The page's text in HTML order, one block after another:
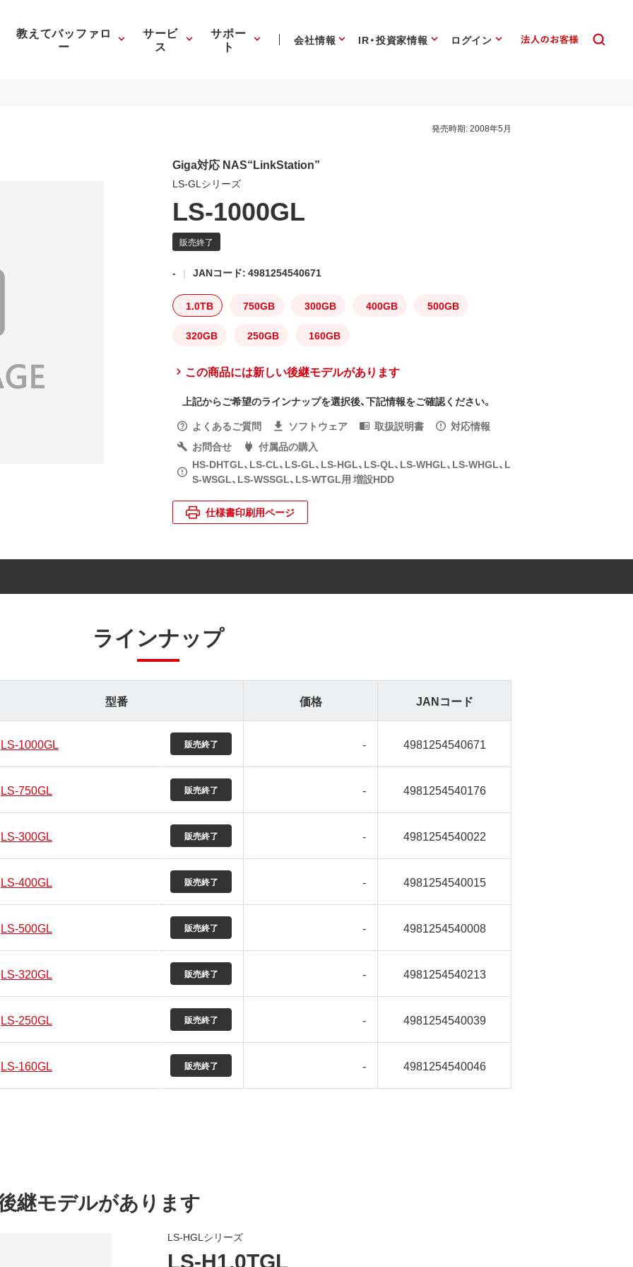
教えてバッファロ
ー
サービ
ス
サポー
ト 会社情報 IR・投資家情報 ログイン
発売時期:2008年5月
Giga対応 NAS“LinkStation”
LS-GLシリーズ
LS-1000GL
- JANコード: 4981254540671
1.0TB 750GB 300GB 400GB 500GB
320GB 250GB 160GB
この商品には新しい後継モデルがあります
上記からご希望のラインナップを選択後、下記情報をご確認ください。
よくあるご質問
ソフトウェア 取扱説明書
対応情報
お問合せ
付属品の購入
HS-DHTGL、LS-CL、LS-GL、LS-HGL、LS-QL、LS-WHGL、LS-WHGL、L
S-WSGL、LS-WSSGL、LS-WTGL用 増設HDD
仕様書印刷用ページ
ラインナップ
型番 価格 JANコード
LS-1000GL - 4981254540671
LS-750GL - 4981254540176
LS-300GL - 4981254540022
LS-400GL - 4981254540015
LS-500GL - 4981254540008
LS-320GL - 4981254540213
LS-250GL - 4981254540039
LS-160GL - 4981254540046
継モデルがあります
LS-HGLシリーズ
LS-H1.0TGL